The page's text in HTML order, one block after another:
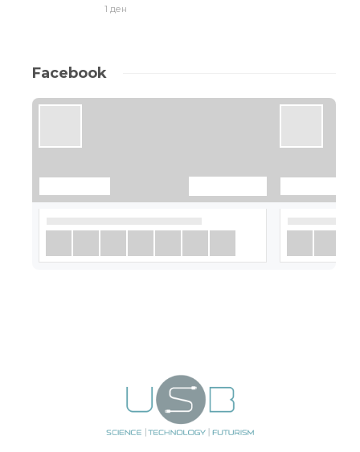
1 ден
Facebook